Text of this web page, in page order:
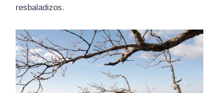
resbaladizos.